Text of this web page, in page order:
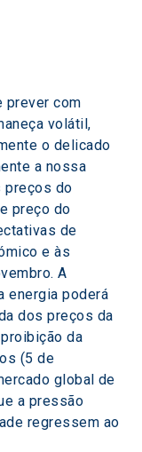
prever com
volátil,
o delicado
a nossa
preços do
preço do
de
e às
A
energia poderá
dos preços da
da
(5 de
global de
a pressão
regressem ao